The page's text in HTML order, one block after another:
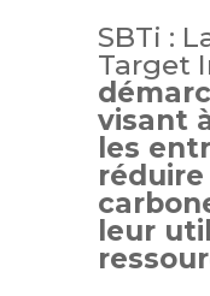
SBTi : L
Target
visant
les
leur